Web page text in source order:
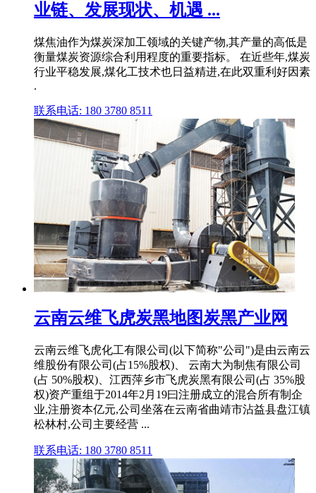
业链、发展现状、机遇 ...
煤焦油作为煤炭深加工领域的关键产物,其产量的高低是
衡量煤炭资源综合利用程度的重要指标。 在近些年,煤炭
行业平稳发展,煤化工技术也日益精进,在此双重利好因素
.
联系电话: 180 3780 8511
云南云维飞虎炭黑地图炭黑产业网
云南云维飞虎化工有限公司(以下简称"公司")是由云南云
维股份有限公司(占15%股权)、 云南大为制焦有限公司
(占 50%股权)、江西萍乡市飞虎炭黑有限公司(占 35%股
权)资产重组于2014年2月19曰注册成立的混合所有制企
业,注册资本亿元,公司坐落在云南省曲靖市沾益县盘江镇
松林村,公司主要经营 ...
联系电话: 180 3780 8511